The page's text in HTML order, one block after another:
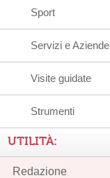
Sport
Servizi e Aziende
Visite guidate
Strumenti
UTILITÀ:
Redazione